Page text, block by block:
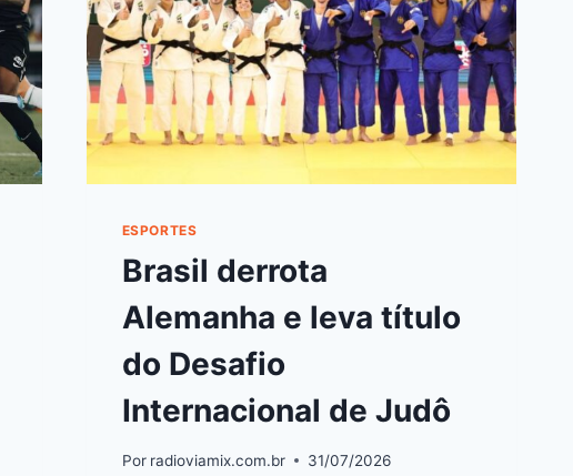
ESPORTES
Brasil derrota
Alemanha e leva título
do Desafio
Internacional de Judô
Por radioviamix.com.br 31/07/2026